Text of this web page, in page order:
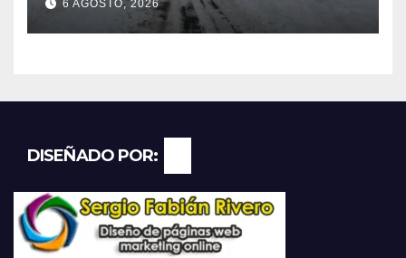
temporal con unos 1.500
camiones varados
6 AGOSTO, 2026
DISEÑADO POR: